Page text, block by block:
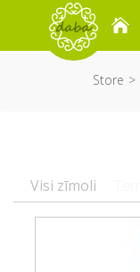
Store
Visi zīmoli